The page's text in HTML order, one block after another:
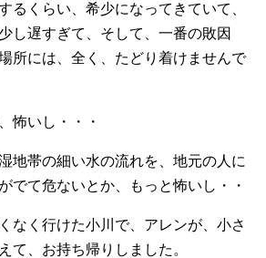
るくらい、希少になってきていて、
し遅すぎて、そして、一番の敗因
所には、全く、たどり着けませんで
怖いし・・・
地帯の細い水の流れを、地元の人に
でて危ないとか、もっと怖いし・・
なく行けた小川で、アレンが、小さ
て、お持ち帰りしました。